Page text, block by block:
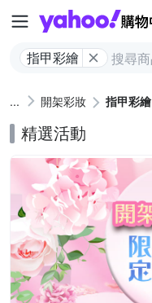
指甲彩繪
開架彩妝 指甲彩繪
精選活動